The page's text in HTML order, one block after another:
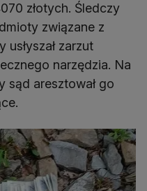
złotych. Śledczy
związane z
zarzut
narzędzia. Na
sąd aresztował go